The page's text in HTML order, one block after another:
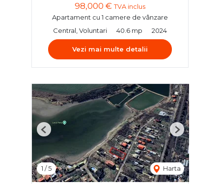
98,000 € TVA inclus
Apartament cu 1 camere de vânzare
Central, Voluntari
40.6 mp 2024
Vezi mai multe detalii
1 /5 Harta
Previous Next